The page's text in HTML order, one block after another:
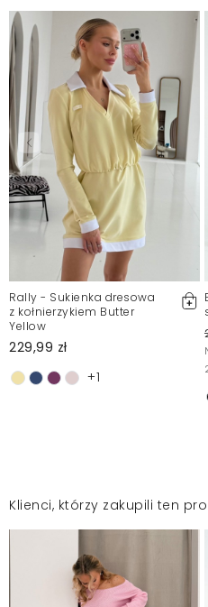
Mosquito zamieszcza
Klientów. Po moderacji
negatywne opinie. Więcej
Regulaminie.
Rally - Sukienka dresowa
z kołnierzykiem Butter
Yellow
229,99 zł
+1
Klienci, którzy zakupili ten